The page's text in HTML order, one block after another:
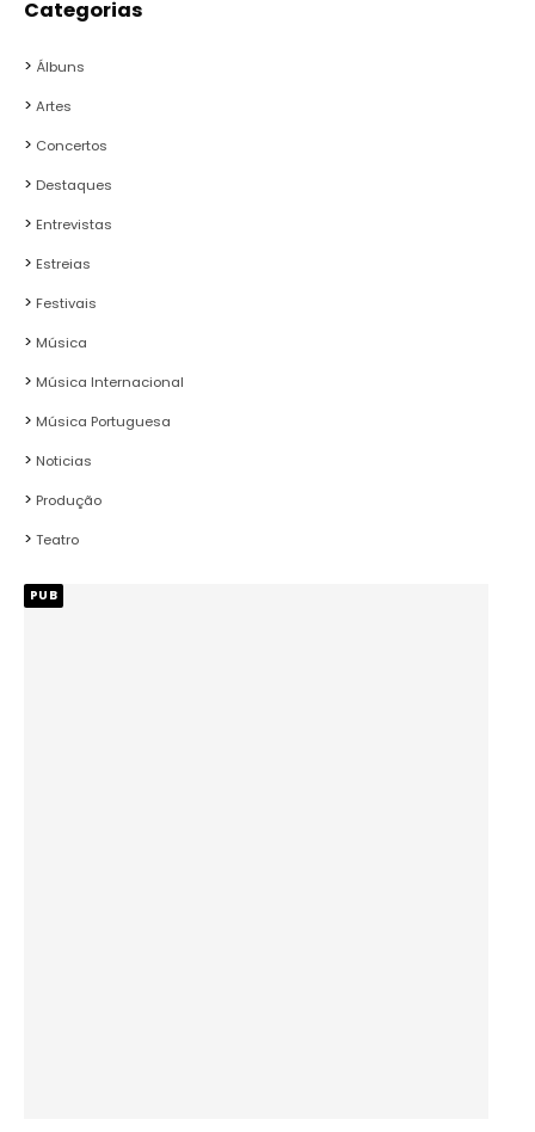
Categorias
Álbuns
Artes
Concertos
Destaques
Entrevistas
Estreias
Festivais
Música
Música Internacional
Música Portuguesa
Noticias
Produção
Teatro
PUB